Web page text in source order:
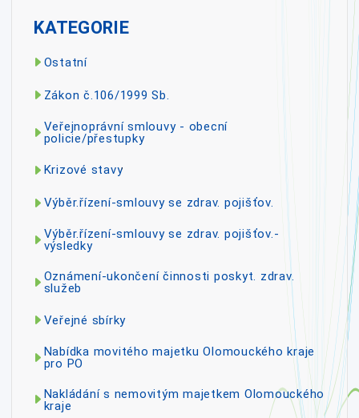
KATEGORIE
Ostatní
Zákon č.106/1999 Sb.
Veřejnoprávní smlouvy - obecní
policie/přestupky
Krizové stavy
Výběr.řízení-smlouvy se zdrav. pojišťov.
Výběr.řízení-smlouvy se zdrav. pojišťov.-
výsledky
Oznámení-ukončení činnosti poskyt. zdrav.
služeb
Veřejné sbírky
Nabídka movitého majetku Olomouckého kraje
pro PO
Nakládání s nemovitým majetkem Olomouckého
kraje